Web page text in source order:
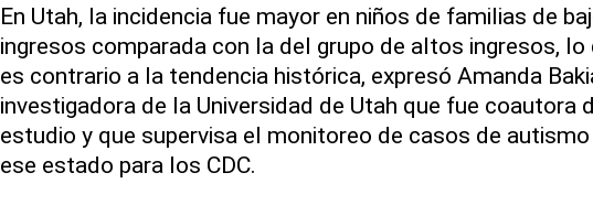
En Utah, la incidencia fue mayor en niños de familias de
ingresos comparada con la del grupo de altos ingresos, lo
es contrario a la tendencia histórica, expresó Amanda
investigadora de la Universidad de Utah que fue coautora
estudio y que supervisa el monitoreo de casos de autismo
ese estado para los CDC.